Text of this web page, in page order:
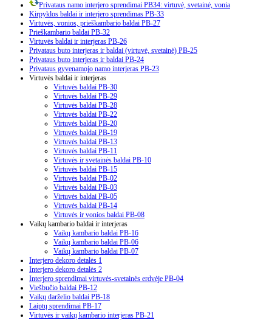
Privataus namo interjero sprendimai PB34: virtuvė, svetainė, vonia
Kirpyklos baldai ir interjero sprendimas PB-33
Virtuvės, vonios, prieškambario baldai PB-27
Prieškambario baldai PB-32
Virtuvės baldai ir interjeras PB-26
Privataus buto interjeras ir baldai (virtuvė, svetainė) PB-25
Privataus buto interjeras ir baldai PB-24
Privataus gyvenamojo namo interjeras PB-23
Virtuvės baldai ir interjeras
Virtuvės baldai PB-30
Virtuvės baldai PB-29
Virtuvės baldai PB-28
Virtuvės baldai PB-22
Virtuvės baldai PB-20
Virtuvės baldai PB-19
Virtuvės baldai PB-13
Virtuvės baldai PB-11
Virtuvės ir svetainės baldai PB-10
Virtuvės baldai PB-15
Virtuvės baldai PB-02
Virtuvės baldai PB-03
Virtuvės baldai PB-05
Virtuvės baldai PB-14
Virtuvės ir vonios baldai PB-08
Vaikų kambario baldai ir interjeras
Vaikų kambario baldai PB-16
Vaikų kambario baldai PB-06
Vaikų kambario baldai PB-07
Interjero dekoro detalės 1
Interjero dekoro detalės 2
Interjero sprendimai virtuvės-svetainės erdvėje PB-04
Viešbučio baldai PB-12
Vaikų darželio baldai PB-18
Laiptų sprendimai PB-17
Virtuvės ir vaikų kambario interjeras PB-21